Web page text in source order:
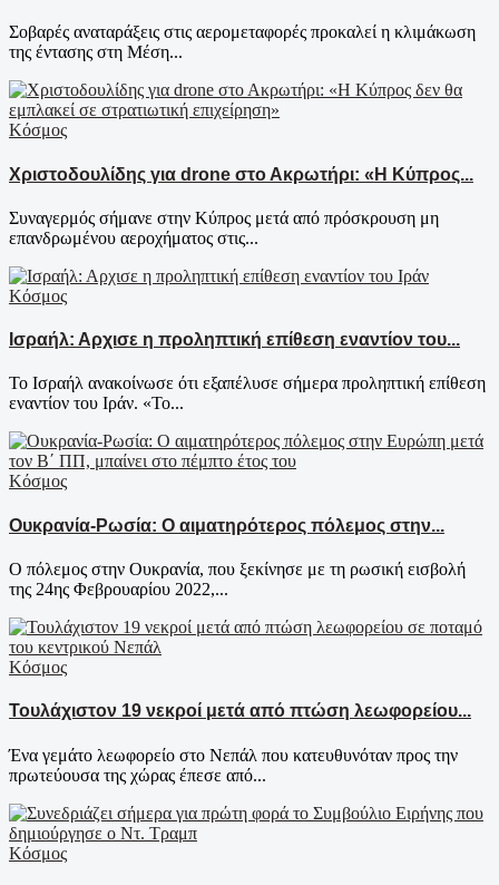
Σοβαρές αναταράξεις στις αερομεταφορές προκαλεί η κλιμάκωση
της έντασης στη Μέση...
Κόσμος
Χριστοδουλίδης για drone στο Ακρωτήρι: «Η Κύπρος...
Συναγερμός σήμανε στην Κύπρος μετά από πρόσκρουση μη
επανδρωμένου αεροχήματος στις...
Κόσμος
Ισραήλ: Αρχισε η προληπτική επίθεση εναντίον του...
Το Ισραήλ ανακοίνωσε ότι εξαπέλυσε σήμερα προληπτική επίθεση
εναντίον του Ιράν. «Το...
Κόσμος
Ουκρανία-Ρωσία: Ο αιματηρότερος πόλεμος στην...
Ο πόλεμος στην Ουκρανία, που ξεκίνησε με τη ρωσική εισβολή
της 24ης Φεβρουαρίου 2022,...
Κόσμος
Τουλάχιστον 19 νεκροί μετά από πτώση λεωφορείου...
Ένα γεμάτο λεωφορείο στο Νεπάλ που κατευθυνόταν προς την
πρωτεύουσα της χώρας έπεσε από...
Κόσμος